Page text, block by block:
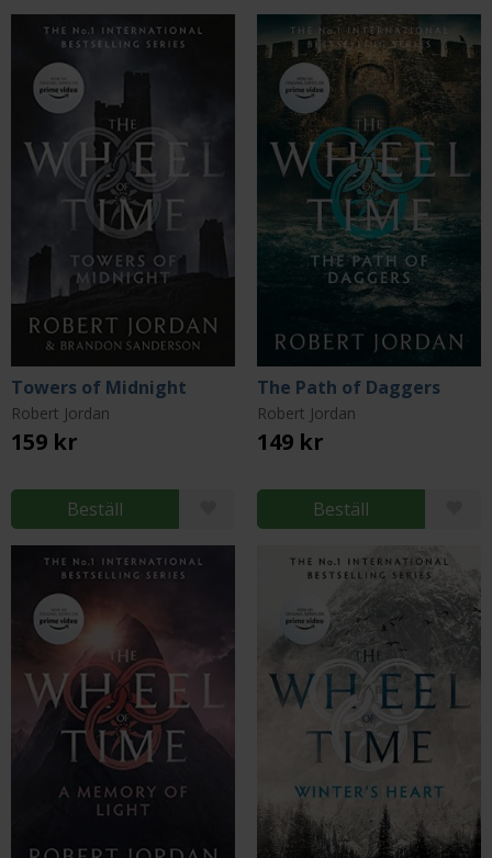
Towers of Midnight
Robert Jordan
159 kr
Beställ
The Path of Daggers
Robert Jordan
149 kr
Beställ